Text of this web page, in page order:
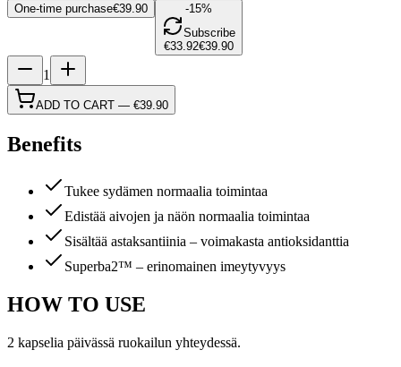
One-time purchase€39.90
-15%
Subscribe
€33.92€39.90
1
ADD TO CART — €39.90
Benefits
Tukee sydämen normaalia toimintaa
Edistää aivojen ja näön normaalia toimintaa
Sisältää astaksantiinia – voimakasta antioksidanttia
Superba2™ – erinomainen imeytyvyys
HOW TO USE
2 kapselia päivässä ruokailun yhteydessä.